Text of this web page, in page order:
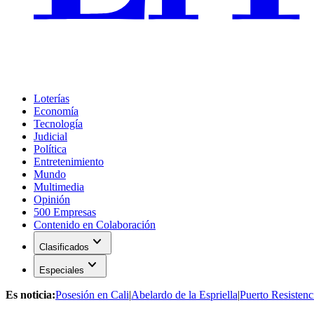
Loterías
Economía
Tecnología
Judicial
Política
Entretenimiento
Mundo
Multimedia
Opinión
500 Empresas
Contenido en Colaboración
Clasificados expand_more
Especiales expand_more
Es noticia:Posesión en Cali|Abelardo de la Espriella|Puerto